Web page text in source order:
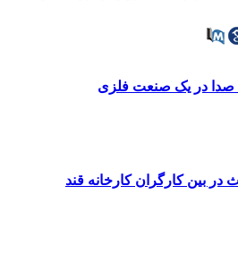
صدا در یک صنعت فلزی
بین کارگران کارخانه قند